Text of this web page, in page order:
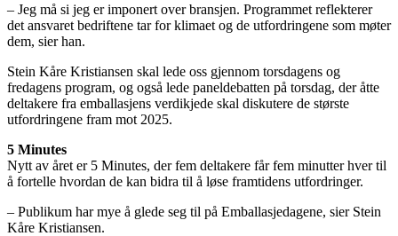
– Jeg må si jeg er imponert over bransjen. Programmet reflekterer
det ansvaret bedriftene tar for klimaet og de utfordringene som møter
dem, sier han.
Stein Kåre Kristiansen skal lede oss gjennom torsdagens og
fredagens program, og også lede paneldebatten på torsdag, der åtte
deltakere fra emballasjens verdikjede skal diskutere de største
utfordringene fram mot 2025.
5 Minutes
Nytt av året er 5 Minutes, der fem deltakere får fem minutter hver til
å fortelle hvordan de kan bidra til å løse framtidens utfordringer.
– Publikum har mye å glede seg til på Emballasjedagene, sier Stein
Kåre Kristiansen.